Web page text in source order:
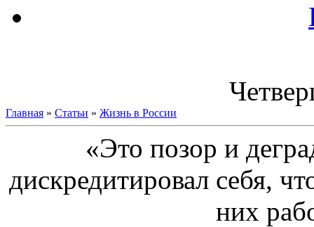
Главная » Статьи » Жизнь в России
«Это позор и
дискредитировал себя,
них